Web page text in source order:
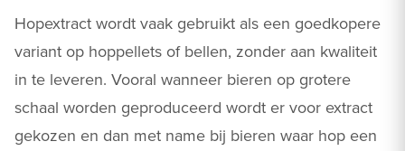
Hopextract wordt vaak gebruikt als een goedkopere
variant op hoppellets of bellen, zonder aan kwaliteit
in te leveren. Vooral wanneer bieren op grotere
schaal worden geproduceerd wordt er voor extract
gekozen en dan met name bij bieren waar hop een